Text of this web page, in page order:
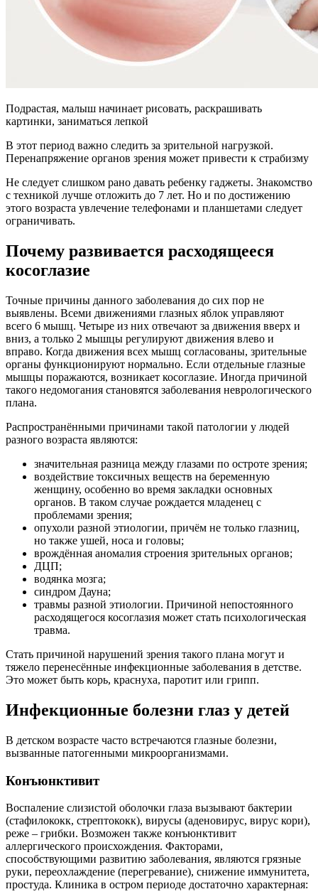
Подрастая, малыш начинает рисовать, раскрашивать
картинки, заниматься лепкой
В этот период важно следить за зрительной нагрузкой.
Перенапряжение органов зрения может привести к страбизму
Не следует слишком рано давать ребенку гаджеты. Знакомство
с техникой лучше отложить до 7 лет. Но и по достижению
этого возраста увлечение телефонами и планшетами следует
ограничивать.
Почему развивается расходящееся
косоглазие
Точные причины данного заболевания до сих пор не
выявлены. Всеми движениями глазных яблок управляют
всего 6 мышц. Четыре из них отвечают за движения вверх и
вниз, а только 2 мышцы регулируют движения влево и
вправо. Когда движения всех мышц согласованы, зрительные
органы функционируют нормально. Если отдельные глазные
мышцы поражаются, возникает косоглазие. Иногда причиной
такого недомогания становятся заболевания неврологического
плана.
Распространёнными причинами такой патологии у людей
разного возраста являются:
значительная разница между глазами по остроте зрения;
воздействие токсичных веществ на беременную
женщину, особенно во время закладки основных
органов. В таком случае рождается младенец с
проблемами зрения;
опухоли разной этиологии, причём не только глазниц,
но также ушей, носа и головы;
врождённая аномалия строения зрительных органов;
ДЦП;
водянка мозга;
синдром Дауна;
травмы разной этиологии. Причиной непостоянного
расходящегося косоглазия может стать психологическая
травма.
Стать причиной нарушений зрения такого плана могут и
тяжело перенесённые инфекционные заболевания в детстве.
Это может быть корь, краснуха, паротит или грипп.
Инфекционные болезни глаз у детей
В детском возрасте часто встречаются глазные болезни,
вызванные патогенными микроорганизмами.
Конъюнктивит
Воспаление слизистой оболочки глаза вызывают бактерии
(стафилококк, стрептококк), вирусы (аденовирус, вирус кори),
реже – грибки. Возможен также конъюнктивит
аллергического происхождения. Факторами,
способствующими развитию заболевания, являются грязные
руки, переохлаждение (перегревание), снижение иммунитета,
простуда. Клиника в остром периоде достаточно характерная: